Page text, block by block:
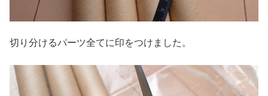
切り分けるパーツ全てに印をつけました。